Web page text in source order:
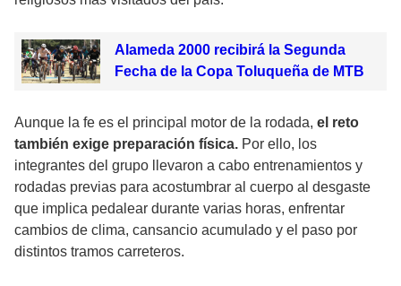
Alameda 2000 recibirá la Segunda
Fecha de la Copa Toluqueña de MTB
Aunque la fe es el principal motor de la rodada, el reto
también exige preparación física. Por ello, los
integrantes del grupo llevaron a cabo entrenamientos y
rodadas previas para acostumbrar al cuerpo al desgaste
que implica pedalear durante varias horas, enfrentar
cambios de clima, cansancio acumulado y el paso por
distintos tramos carreteros.